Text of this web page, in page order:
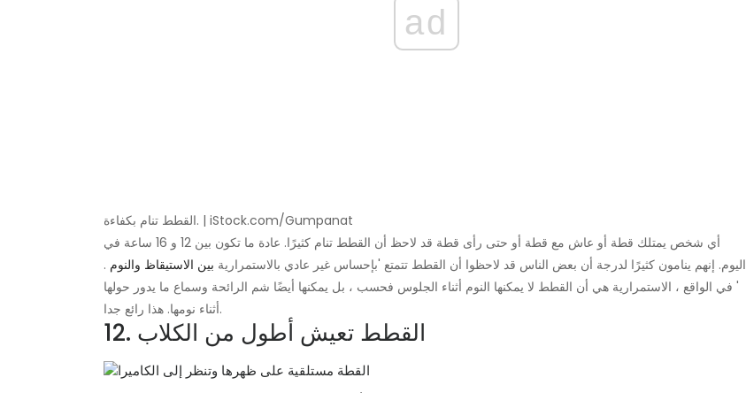
ad
القطط تنام بكفاءة. | iStock.com/Gumpanat
أي شخص يمتلك قطة أو عاش مع قطة أو حتى رأى قطة قد لاحظ أن القطط تنام كثيرًا. عادة ما تكون بين 12 و 16 ساعة في
اليوم. إنهم ينامون كثيرًا لدرجة أن بعض الناس قد لاحظوا أن القطط تتمتع 'بإحساس غير عادي بالاستمرارية بين الاستيقاظ والنوم .
' في الواقع ، الاستمرارية هي أن القطط لا يمكنها النوم أثناء الجلوس فحسب ، بل يمكنها أيضًا شم الرائحة وسماع ما يدور حولها
أثناء نومها. هذا رائع جدا.
12. القطط تعيش أطول من الكلاب